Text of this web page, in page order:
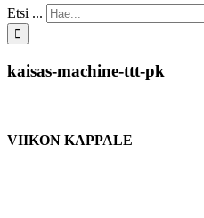
Etsi ...
kaisas-machine-ttt-pk
VIIKON KAPPALE